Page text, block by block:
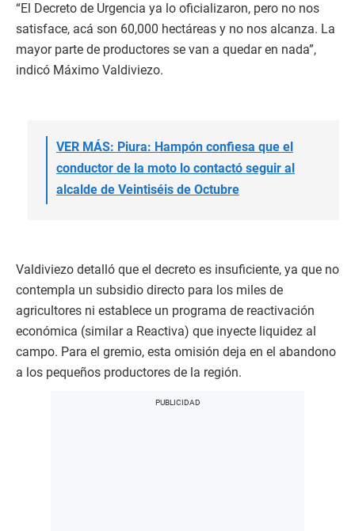
“El Decreto de Urgencia ya lo oficializaron, pero no nos
satisface, acá son 60,000 hectáreas y no nos alcanza. La
mayor parte de productores se van a quedar en nada”,
indicó Máximo Valdiviezo.
VER MÁS: Piura: Hampón confiesa que el
conductor de la moto lo contactó seguir al
alcalde de Veintiséis de Octubre
Valdiviezo detalló que el decreto es insuficiente, ya que no
contempla un subsidio directo para los miles de
agricultores ni establece un programa de reactivación
económica (similar a Reactiva) que inyecte liquidez al
campo. Para el gremio, esta omisión deja en el abandono
a los pequeños productores de la región.